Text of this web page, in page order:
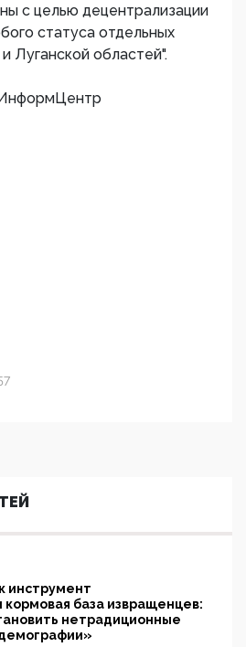
с целью децентрализации
статуса отдельных
Луганской областей".
инструмент
кормовая база извращенцев:
нетрадиционные